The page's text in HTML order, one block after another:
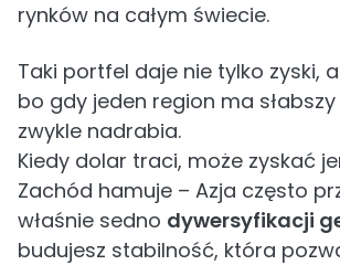
rynków na całym świecie.
Taki portfel daje nie tylko zyski,
bo gdy jeden region ma
zwykle nadrabia.
Kiedy dolar traci, może zyskać
Zachód hamuje – Azja często
właśnie sedno dywersyfikacji
budujesz stabilność, która